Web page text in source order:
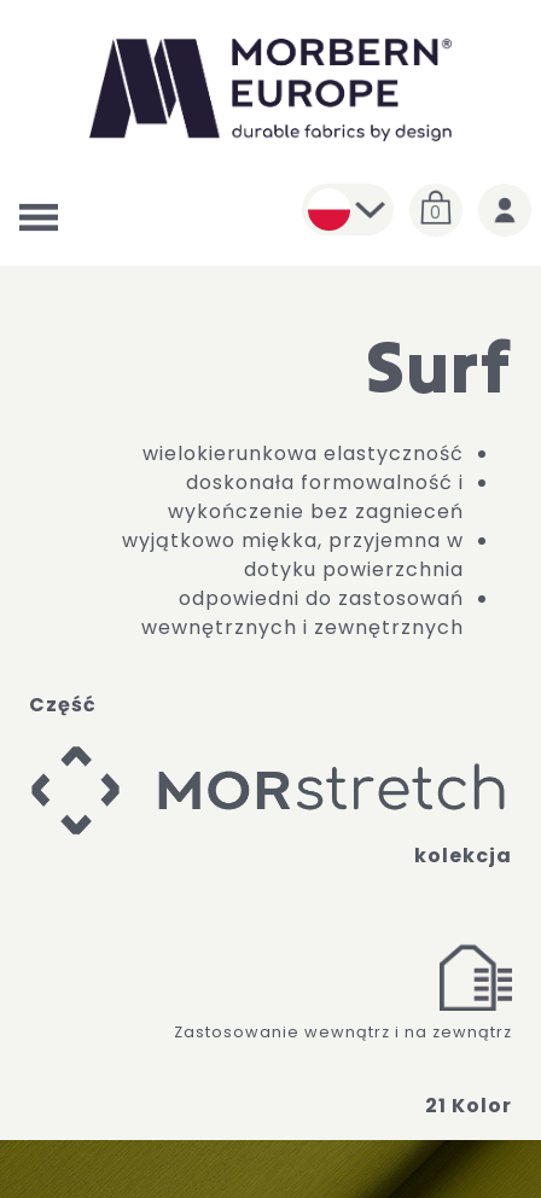
0
Surf
wielokierunkowa elastyczność
doskonała formowalność i
wykończenie bez zagnieceń
wyjątkowo miękka, przyjemna w
dotyku powierzchnia
odpowiedni do zastosowań
wewnętrznych i zewnętrznych
Część
kolekcja
Zastosowanie wewnątrz i na zewnątrz
21 Kolor